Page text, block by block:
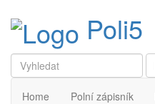
Poli5
Home Polní zápisník